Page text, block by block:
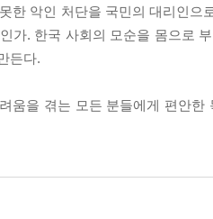
악인 처단을 국민의 대리인으
가. 한국 사회의 모순을 몸으로
든다.
을 겪는 모든 분들에게 편안